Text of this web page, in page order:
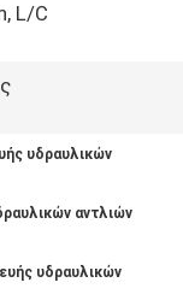
L/C
υδραυλικών
αντλιών
υδραυλικών